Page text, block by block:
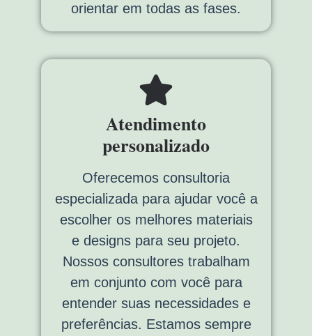
orientar em todas as fases.
Atendimento
personalizado
Oferecemos consultoria
especializada para ajudar você a
escolher os melhores materiais
e designs para seu projeto.
Nossos consultores trabalham
em conjunto com você para
entender suas necessidades e
preferências. Estamos sempre